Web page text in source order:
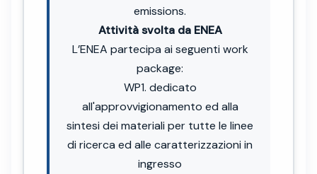
emissions.
Attività svolta da ENEA
L’ENEA partecipa ai seguenti work
package:
WP1. dedicato
all'approvvigionamento ed alla
sintesi dei materiali per tutte le linee
di ricerca ed alle caratterizzazioni in
ingresso